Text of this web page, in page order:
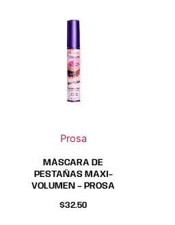
Prosa
MÁSCARA DE
PESTAÑAS MAXI-
VOLUMEN – PROSA
$32.50